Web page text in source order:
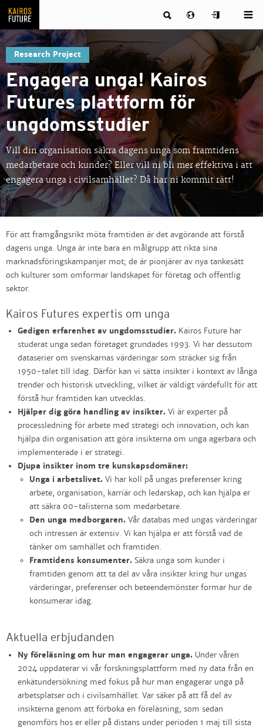
Research Project
Engagera unga! Kairos
Futures plattform för
ungdomsstudier
Vill din organisation säkra dagens unga som framtidens
medarbetare och kunder? Eller vill ni bli mer effektiva i att
engagera unga i civilsamhället? Då har ni kommit rätt!
För att framgångsrikt möta framtiden är det avgörande att förstå
dagens unga. Unga är inte bara en målgrupp att rikta sina
marknadsföringskampanjer mot; de är pionjärer av nya tankesätt
och kulturer som omformar landskapet för företag och offentlig
sektor.
Kairos Futures expertis om unga
Gedigen erfarenhet av ungdomsstudier. Kairos Future har
studerat unga sedan företaget grundades 1993. Vi har dessutom
dataserier om svenskarnas värderingar som sträcker sig från
1950-talet till idag. Därför kan vi sätta insikter i kontext av långa
trender och historisk utveckling, vilket är väldigt värdefullt för att
förstå hur framtiden kan utvecklas.
Hjälper dig göra handling av insikter. Vi är experter på
processledning för arbete med strategi och innovation, och kan
hjälpa din organisation att göra insikterna om unga agerbara och
implementerade i er strategi.
Djupa insikter inom tre kunskapsdomäner:
Unga i arbetslivet. Vi har koll på ungas preferenser kring
arbete, organisation, karriär och ledarskap, och kan hjälpa er
att säkra 00-talisterna som medarbetare.
Den unga medborgaren. Vår databas med ungas värderingar
och intressen är extensiv. Vi kan hjälpa er att förstå vad de
tänker om samhället och framtiden.
Framtidens konsumenter. Säkra unga som kunder i
framtiden genom att ta del av våra insikter kring hur ungas
värderingar, preferenser och beteendemönster formar hur de
konsumerar idag.
Aktuella erbjudanden
Ny föreläsning om hur man engagerar unga. Under våren
2024 uppdaterar vi vår forskningsplattform med ny data från en
enkätundersökning med fokus på hur man engagerar unga på
arbetsplatser och i civilsamhället. Var säker på att få del av
insikterna genom att förboka en föreläsning, som sedan
genomförs hos er eller på distans under perioden 1 maj till sista